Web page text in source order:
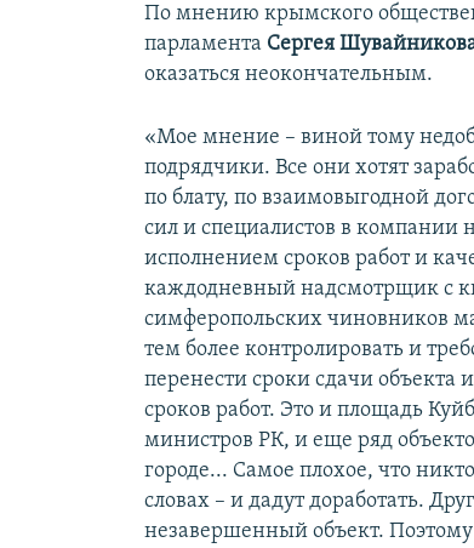
По мнению крымского
парламента Сергея
оказаться неокончательным.
«Мое мнение – виной тому
подрядчики. Все они хотят
по блату, по взаимовыгодной
сил и специалистов в компании
исполнением сроков работ и
каждодневный надсмотрщик с
симферопольских чиновников
тем более контролировать и
перенести сроки сдачи
сроков работ. Это и площадь
министров РК, и еще ряд
городе... Самое плохое, что
словах – и дадут доработать.
незавершенный объект.